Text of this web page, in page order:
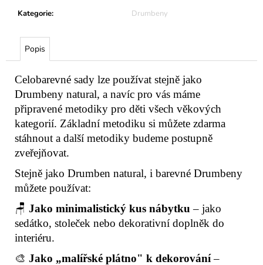
Kategorie: Drumbeny
Popis
Celobarevné sady lze používat stejně jako
Drumbeny natural, a navíc pro vás máme
připravené metodiky pro děti všech věkových
kategorií. Základní metodiku si můžete zdarma
stáhnout a další metodiky budeme postupně
zveřejňovat.
Stejně jako Drumben natural, i barevné Drumbeny
můžete používat:
🪑 Jako minimalistický kus nábytku – jako
sedátko, stoleček nebo dekorativní doplněk do
interiéru.
🎨 Jako „malířské plátno" k dekorování–